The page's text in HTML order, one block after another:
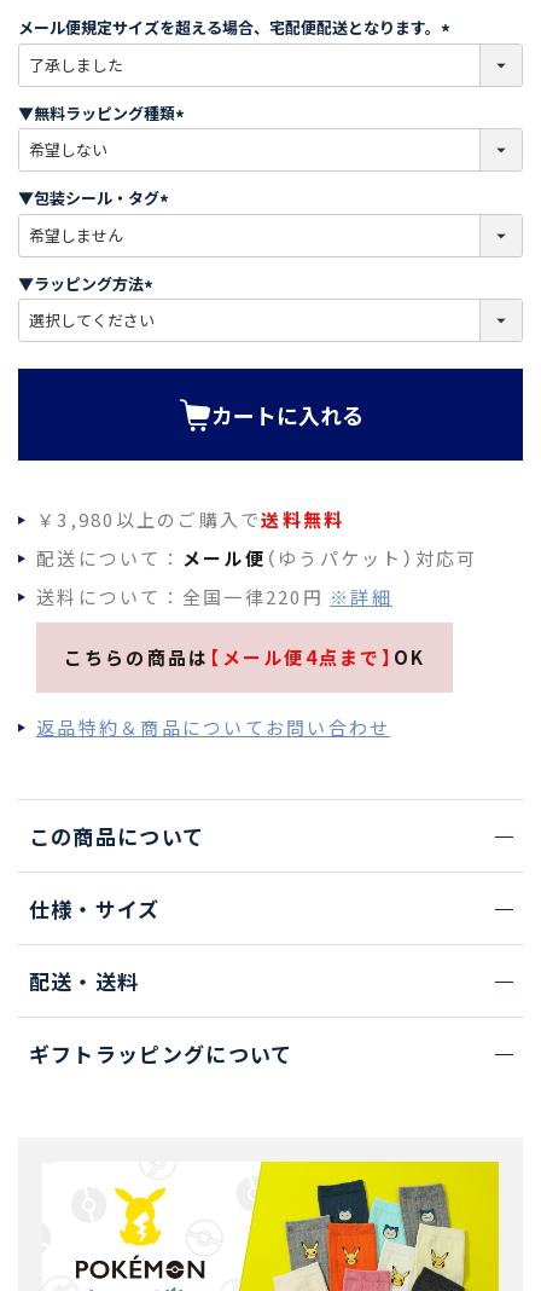
メール便規定サイズを超える場合、宅配便配送となります。
必
)
▼無料ラッピング種類
必
)
▼包装シール・タグ
必
)
▼ラッピング方法
必
カートに入れる
￥3,980以上のご購入で送料無料
配送について： メール便 （ゆうパケット）対応可
送料について：全国一律220円 ※詳細
こちらの商品は 【メール便4点まで】 OK
返品特約＆商品についてお問い合わせ
この商品について
仕様・サイズ
配送・送料
ギフトラッピングについて